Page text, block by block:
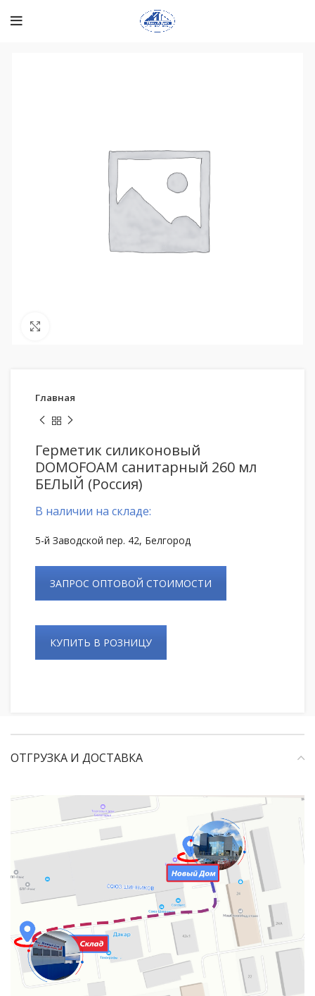
Главная
Герметик силиконовый
DOMOFOAM санитарный 260 мл
БЕЛЫЙ (Россия)
В наличии на складе:
5-й Заводской пер. 42, Белгород
ЗАПРОС ОПТОВОЙ СТОИМОСТИ
КУПИТЬ В РОЗНИЦУ
ОТГРУЗКА И ДОСТАВКА